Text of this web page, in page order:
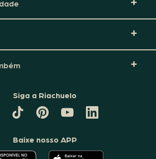
Siga a Riachuelo
TIKTOK
DA
PINTEREST
DA
CANAL
DA
RIACHUELO
LINKEDIN
DA
Baixe nosso APP
O O